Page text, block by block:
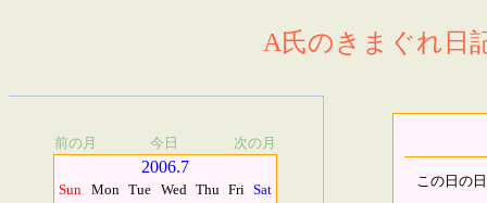
A氏のきまぐれ日
前の月 今日 次の月
2006.7
Sun Mon Tue Wed Thu Fri Sat
この日の